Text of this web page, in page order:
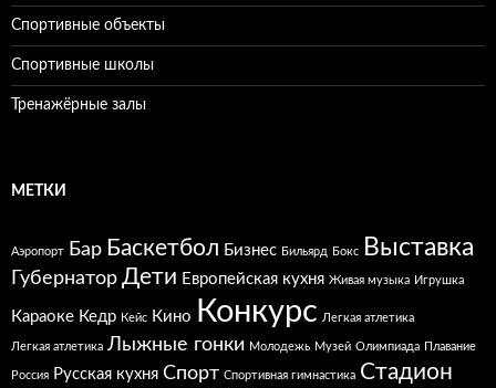
Спортивные объекты
Спортивные школы
Тренажёрные залы
МЕТКИ
Аэропорт Бар Баскетбол Бизнес Бильярд Бокс Выставка
Губернатор Дети Европейская кухня Живая музыка Игрушка
Караоке Кедр Кейс Кино Конкурс Легкая атлетика
Легкая атлетика Лыжные гонки Молодежь Музей Олимпиада Плавание
Россия Русская кухня Спорт Спортивная гимнастика Стадион